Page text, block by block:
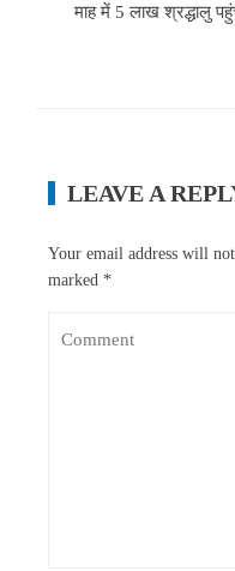
माह में 5 लाख श्रद्धालु
LEAVE A
Your email address will not
marked *